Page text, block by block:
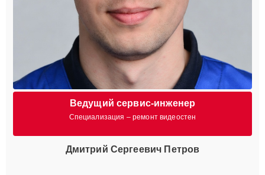
Ведущий сервис-инженер
Специализация – ремонт видеостен
Дмитрий Сергеевич Петров